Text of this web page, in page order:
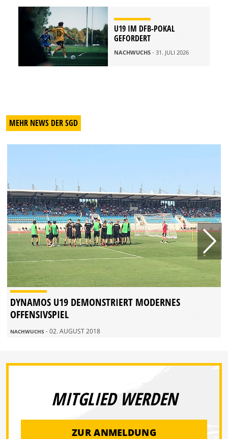
U19 IM DFB-POKAL
GEFORDERT
NACHWUCHS - 31. JULI 2026
MEHR NEWS DER SGD
DYNAMOS U19 DEMONSTRIERT MODERNES
OFFENSIVSPIEL
NACHWUCHS - 02. AUGUST 2018
MITGLIED WERDEN
ZUR ANMELDUNG